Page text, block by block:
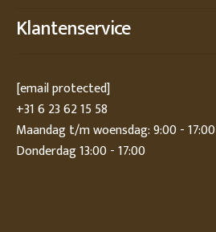
Klantenservice
[email protected]
+31 6 23 62 15 58
Maandag t/m woensdag: 9:00 - 17:00
Donderdag 13:00 - 17:00